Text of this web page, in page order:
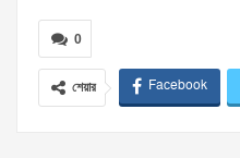
0
শেয়ার Facebook